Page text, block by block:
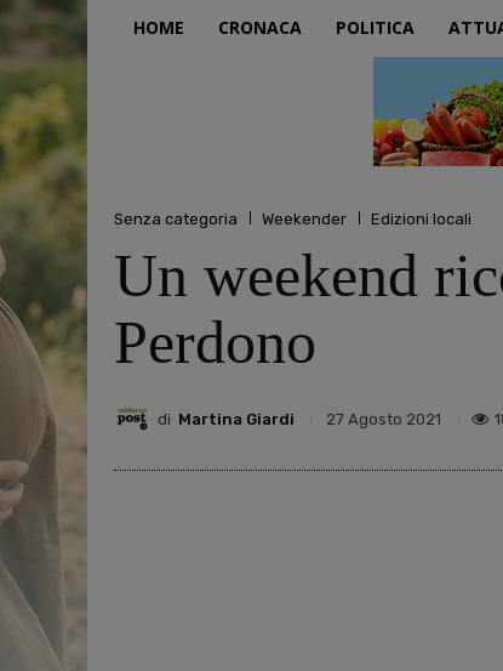
HOME CRONACA POLITICA
Senza categoria Weekender Edizioni locali
Un weekend
Perdono
di Martina Giardi 27 Agosto 2021